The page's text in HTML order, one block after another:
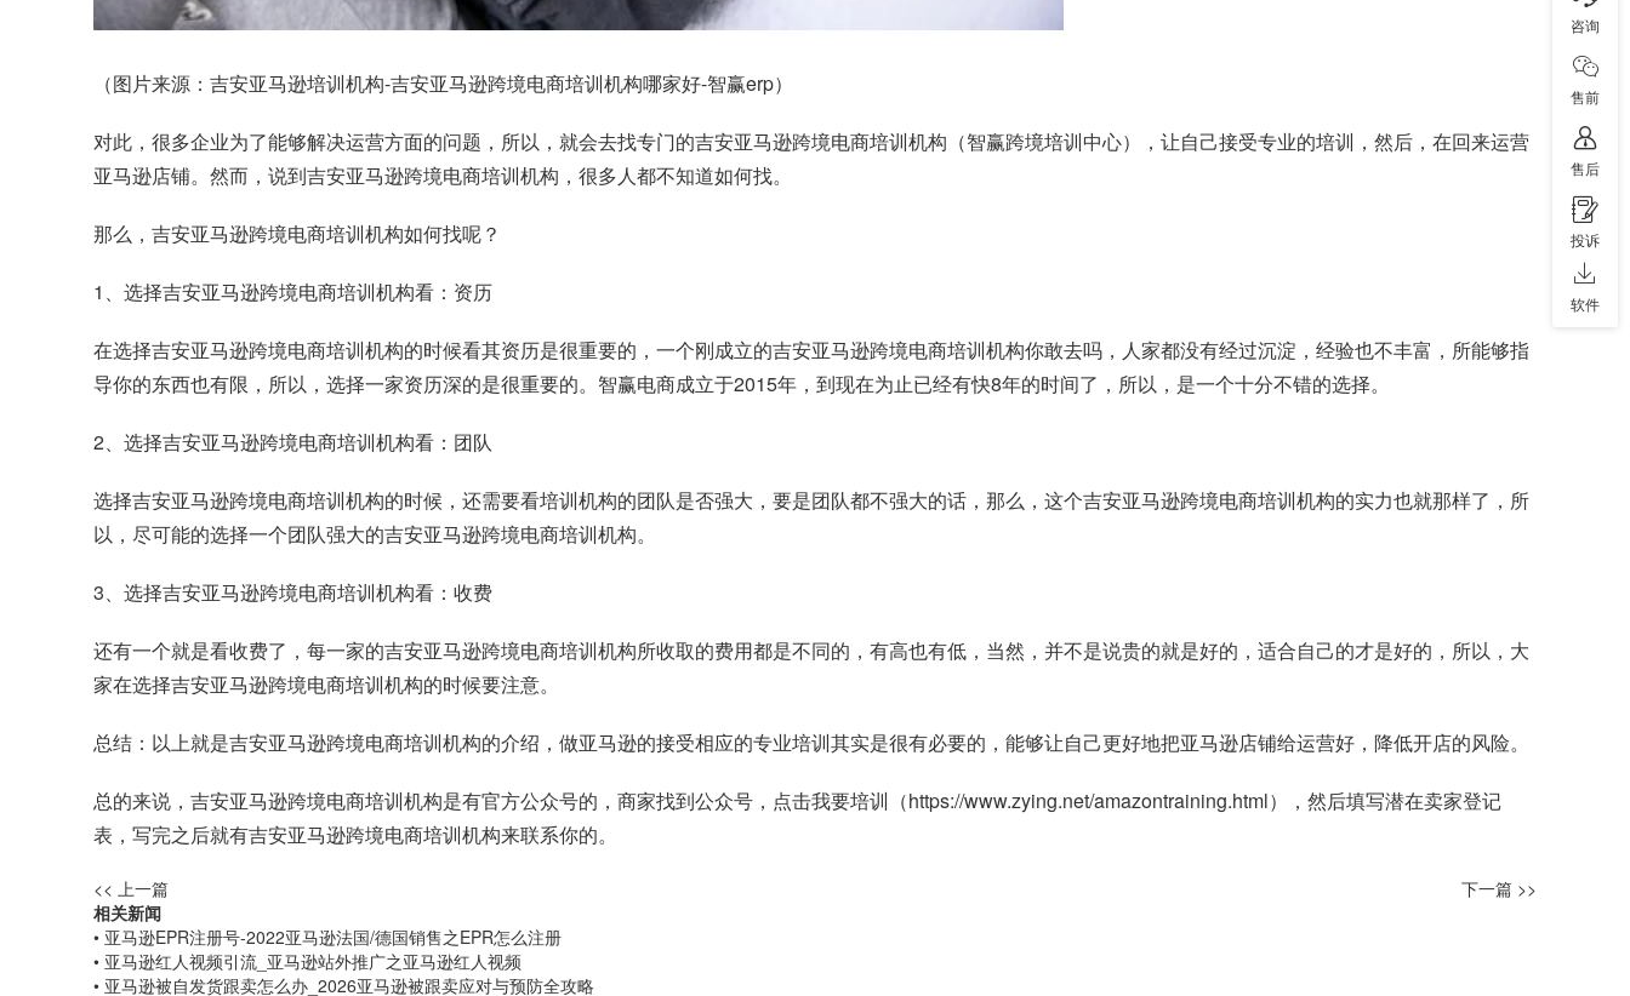
（图片来源：吉安亚马逊培训机构-吉安亚马逊跨境电商培训机构哪家好-智赢erp）
对此，很多企业为了能够解决运营方面的问题，所以，就会去找专门的吉安亚马逊跨境电商培训机构（智赢跨境培训中心），让自己接受专业的培训，然后，在回来运营
亚马逊店铺。然而，说到吉安亚马逊跨境电商培训机构，很多人都不知道如何找。
那么，吉安亚马逊跨境电商培训机构如何找呢？
1、选择吉安亚马逊跨境电商培训机构看：资历
在选择吉安亚马逊跨境电商培训机构的时候看其资历是很重要的，一个刚成立的吉安亚马逊跨境电商培训机构你敢去吗，人家都没有经过沉淀，经验也不丰富，所能够指
导你的东西也有限，所以，选择一家资历深的是很重要的。智赢电商成立于2015年，到现在为止已经有快8年的时间了，所以，是一个十分不错的选择。
2、选择吉安亚马逊跨境电商培训机构看：团队
选择吉安亚马逊跨境电商培训机构的时候，还需要看培训机构的团队是否强大，要是团队都不强大的话，那么，这个吉安亚马逊跨境电商培训机构的实力也就那样了，所
以，尽可能的选择一个团队强大的吉安亚马逊跨境电商培训机构。
3、选择吉安亚马逊跨境电商培训机构看：收费
还有一个就是看收费了，每一家的吉安亚马逊跨境电商培训机构所收取的费用都是不同的，有高也有低，当然，并不是说贵的就是好的，适合自己的才是好的，所以，大
家在选择吉安亚马逊跨境电商培训机构的时候要注意。
总结：以上就是吉安亚马逊跨境电商培训机构的介绍，做亚马逊的接受相应的专业培训其实是很有必要的，能够让自己更好地把亚马逊店铺给运营好，降低开店的风险。
总的来说，吉安亚马逊跨境电商培训机构是有官方公众号的，商家找到公众号，点击我要培训（https://www.zying.net/amazontraining.html），然后填写潜在卖家登记
表，写完之后就有吉安亚马逊跨境电商培训机构来联系你的。
<< 上一篇
下一篇 >>
相关新闻
• 亚马逊EPR注册号-2022亚马逊法国/德国销售之EPR怎么注册
• 亚马逊红人视频引流_亚马逊站外推广之亚马逊红人视频
• 亚马逊被自发货跟卖怎么办_2026亚马逊被跟卖应对与预防全攻略
咨询
售前
售后
投诉
软件